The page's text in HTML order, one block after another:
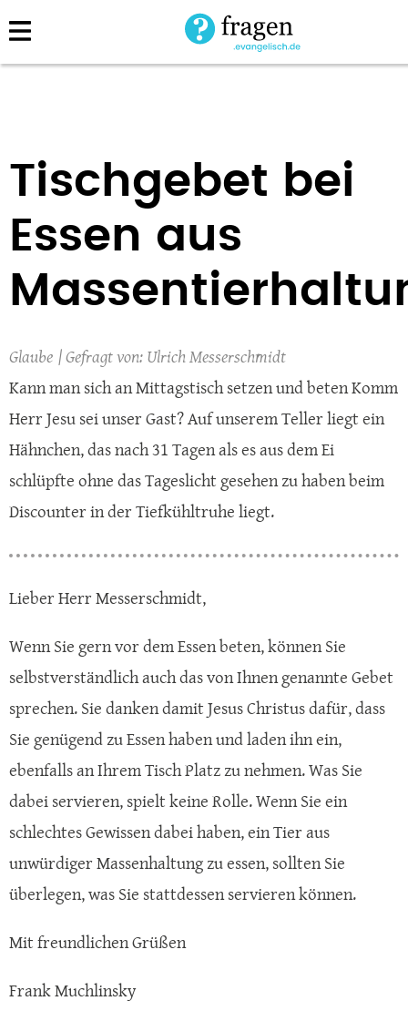
Direkt
zum
Tischgebet bei
Essen aus
Glaube
Ulrich Messerschmidt
Kann man sich an Mittagstisch setzen und beten Komm
Herr Jesu sei unser Gast? Auf unserem Teller liegt ein
Hähnchen, das nach 31 Tagen als es aus dem Ei
schlüpfte ohne das Tageslicht gesehen zu haben beim
Discounter in der Tiefkühltruhe liegt.
Lieber Herr Messerschmidt,
Wenn Sie gern vor dem Essen beten, können Sie
selbstverständlich auch das von Ihnen genannte Gebet
sprechen. Sie danken damit Jesus Christus dafür, dass
Sie genügend zu Essen haben und laden ihn ein,
ebenfalls an Ihrem Tisch Platz zu nehmen. Was Sie
dabei servieren, spielt keine Rolle. Wenn Sie ein
schlechtes Gewissen dabei haben, ein Tier aus
unwürdiger Massenhaltung zu essen, sollten Sie
überlegen, was Sie stattdessen servieren können.
Mit freundlichen Grüßen
Frank Muchlinsky